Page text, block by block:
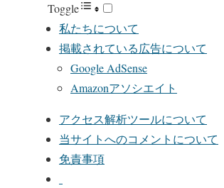
Toggle
私たちについて
掲載されている広告について
Google AdSense
Amazonアソシエイト
アクセス解析ツールについて
当サイトへのコメントについて
免責事項